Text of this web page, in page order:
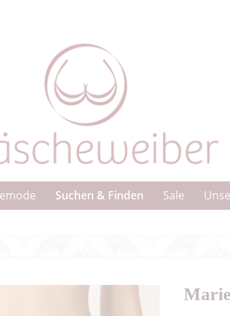
Suchen & Finden Sale